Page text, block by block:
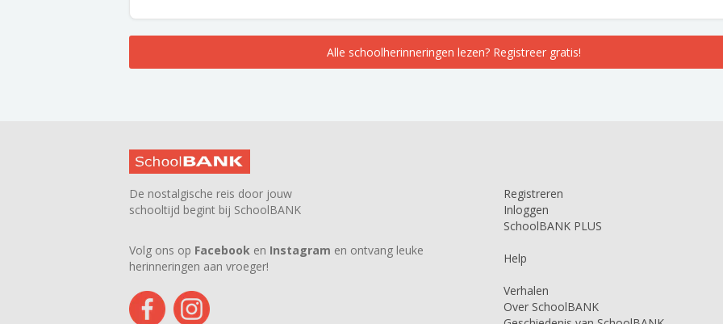
Alle schoolherinneringen lezen? Registreer gratis!
De nostalgische reis door jouw
schooltijd begint bij SchoolBANK
Volg ons op Facebook en Instagram en ontvang leuke
herinneringen aan vroeger!
Registreren
Inloggen
SchoolBANK PLUS
Help
Verhalen
Over SchoolBANK